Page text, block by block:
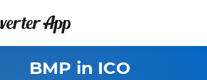
BMP in ICO